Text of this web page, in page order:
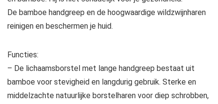
De bamboe handgreep en de hoogwaardige wildzwijnharen
reinigen en beschermen je huid.
Functies:
– De lichaamsborstel met lange handgreep bestaat uit
bamboe voor stevigheid en langdurig gebruik. Sterke en
middelzachte natuurlijke borstelharen voor diep schrobben,